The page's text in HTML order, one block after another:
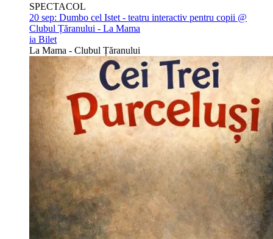
SPECTACOL
20 sep: Dumbo cel Istet - teatru interactiv pentru copii @
Clubul Țăranului - La Mama
ia Bilet
La Mama - Clubul Țăranului